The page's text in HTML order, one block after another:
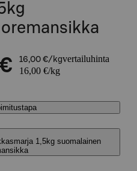
16,00 €/kgvertailuhinta
16,00 €/kg
1,5kg suomalainen